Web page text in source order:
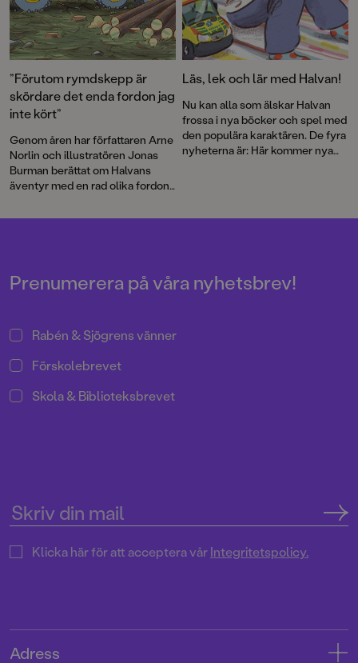
”Förutom rymdskepp är
skördare det enda fordon jag
inte kört”
Genom åren har författaren Arne
Norlin och illustratören Jonas
Burman berättat om Halvans
äventyr med en rad olika fordon.
skogsmaskinist får Halvan köra
näringar. Barnböckerna om
Halvan har sålt i mer än 2 miljoner
Läs, lek och lär med Halvan!
Nu kan alla som älskar Halvan
frossa i nya böcker och spel med
den populära karaktären. De fyra
nyheterna är: Här kommer nya
Prenumerera på våra nyhetsbrev!
Rabén & Sjögrens vänner
Förskolebrevet
Skola & Biblioteksbrevet
Klicka här för att acceptera vårIntegritetspolicy.
Adress